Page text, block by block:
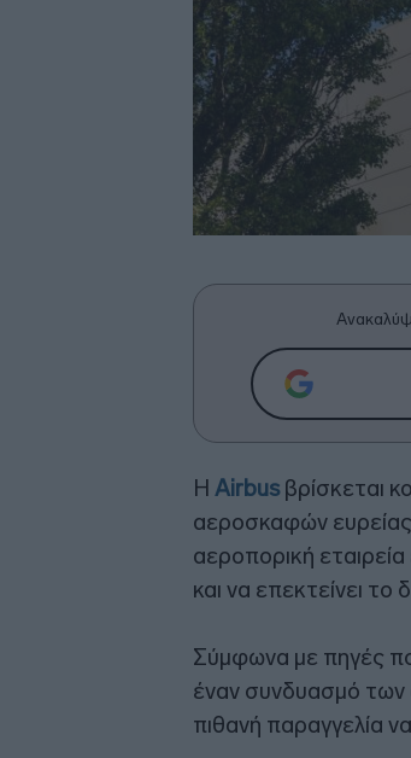
Η Airbusβρίσκεται
αεροσκαφών
αεροπορική
και να επεκτείνει
Σύμφωνα με πηγές
έναν συνδυασμό
πιθανή παραγγελία